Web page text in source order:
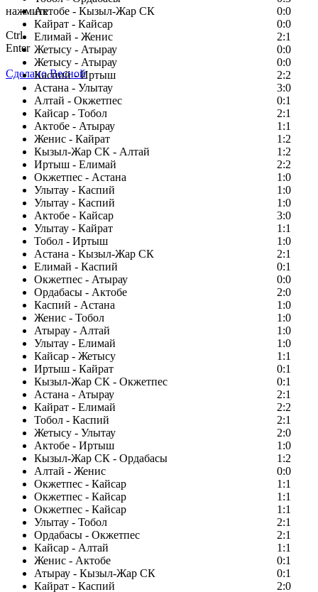
Актобе - Кызыл-Жар СК
0:0
Кайрат - Кайсар
0:0
Елимай - Женис
2:1
Жетысу - Атырау
0:0
Жетысу - Атырау
0:0
Каспий - Иртыш
2:2
Астана - Улытау
3:0
Алтай - Окжетпес
0:1
Кайсар - Тобол
2:1
Актобе - Атырау
1:1
Женис - Кайрат
1:2
Кызыл-Жар СК - Алтай
1:2
Иртыш - Елимай
2:2
Окжетпес - Астана
1:0
Улытау - Каспий
1:0
Улытау - Каспий
1:0
Актобе - Кайсар
3:0
Улытау - Кайрат
1:1
Тобол - Иртыш
1:0
Астана - Кызыл-Жар СК
2:1
Елимай - Каспий
0:1
Окжетпес - Атырау
0:0
Ордабасы - Актобе
2:0
Каспий - Астана
1:0
Женис - Тобол
1:0
Атырау - Алтай
1:0
Улытау - Елимай
1:0
Кайсар - Жетысу
1:1
Иртыш - Кайрат
0:1
Кызыл-Жар СК - Окжетпес
0:1
Астана - Атырау
2:1
Кайрат - Елимай
2:2
Тобол - Каспий
2:1
Жетысу - Улытау
2:0
Актобе - Иртыш
1:0
Кызыл-Жар СК - Ордабасы
1:2
Алтай - Женис
0:0
Окжетпес - Кайсар
1:1
Окжетпес - Кайсар
1:1
Окжетпес - Кайсар
1:1
Улытау - Тобол
2:1
Ордабасы - Окжетпес
2:1
Кайсар - Алтай
1:1
Женис - Актобе
0:1
Атырау - Кызыл-Жар СК
0:1
Кайрат - Каспий
2:0
нажмите
Ctrl
Enter
Сделано Весной